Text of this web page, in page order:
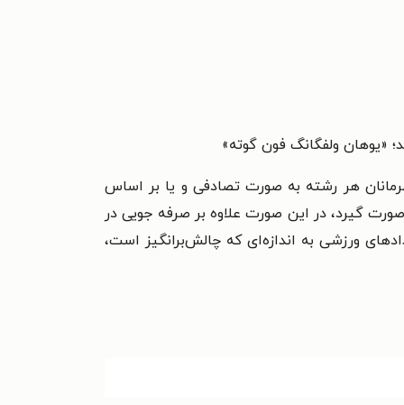
«یوهان ولفگانگ فون گوته»
هر رشته به صورت تصادفی و یا بر اساس
گیرد، در این صورت علاوه بر صرفه جویی در
ورزشی به اندازه‌ای که چالش‌برانگیز است،